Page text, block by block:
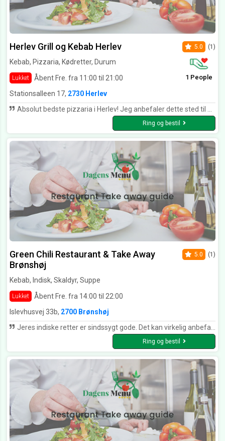
Herlev Grill og Kebab Herlev
Kebab, Pizzaria, Kødretter, Durum
Lukket Åbent Fre. fra 11:00 til 21:00
5.0 (1)
1 People
Stationsalleen 17, 2730 Herlev
Absolut bedste pizzaria i Herlev! Jeg anbefaler dette sted til alle jeg kender! Fanatisk service, bliver mødt med et smil hver gang jeg kommer og maden smager fantastisk!
Ring og bestil
Green Chili Restaurant & Take Away
Brønshøj
Kebab, Indisk, Skaldyr, Suppe
Lukket Åbent Fre. fra 14:00 til 22:00
5.0 (1)
Islevhusvej 33b, 2700 Brønshøj
Jeres indiske retter er sindssygt gode. Det kan virkelig anbefales :)
Ring og bestil